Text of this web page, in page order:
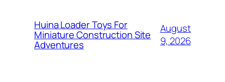
Huina Loader Toys For
Miniature Construction Site
Adventures
August
9, 2026